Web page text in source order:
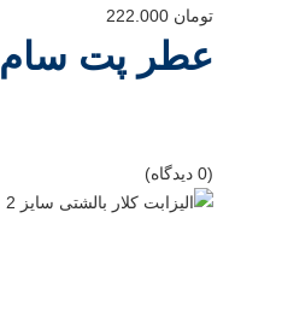
تومان
عطر پت سام 80 میلی
(0 دیدگاه)